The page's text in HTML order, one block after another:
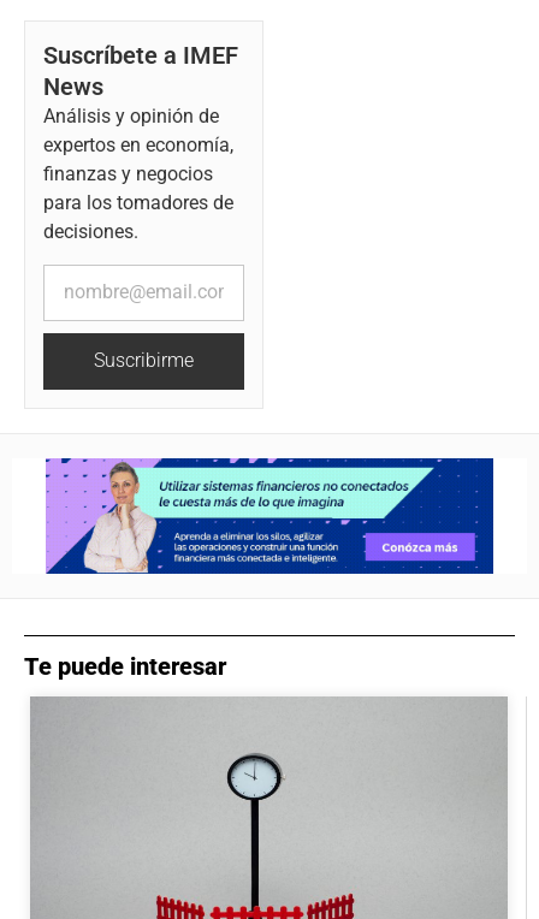
Suscríbete a IMEF
News
Análisis y opinión de
expertos en economía,
finanzas y negocios
para los tomadores de
decisiones.
Suscribirme
Te puede interesar